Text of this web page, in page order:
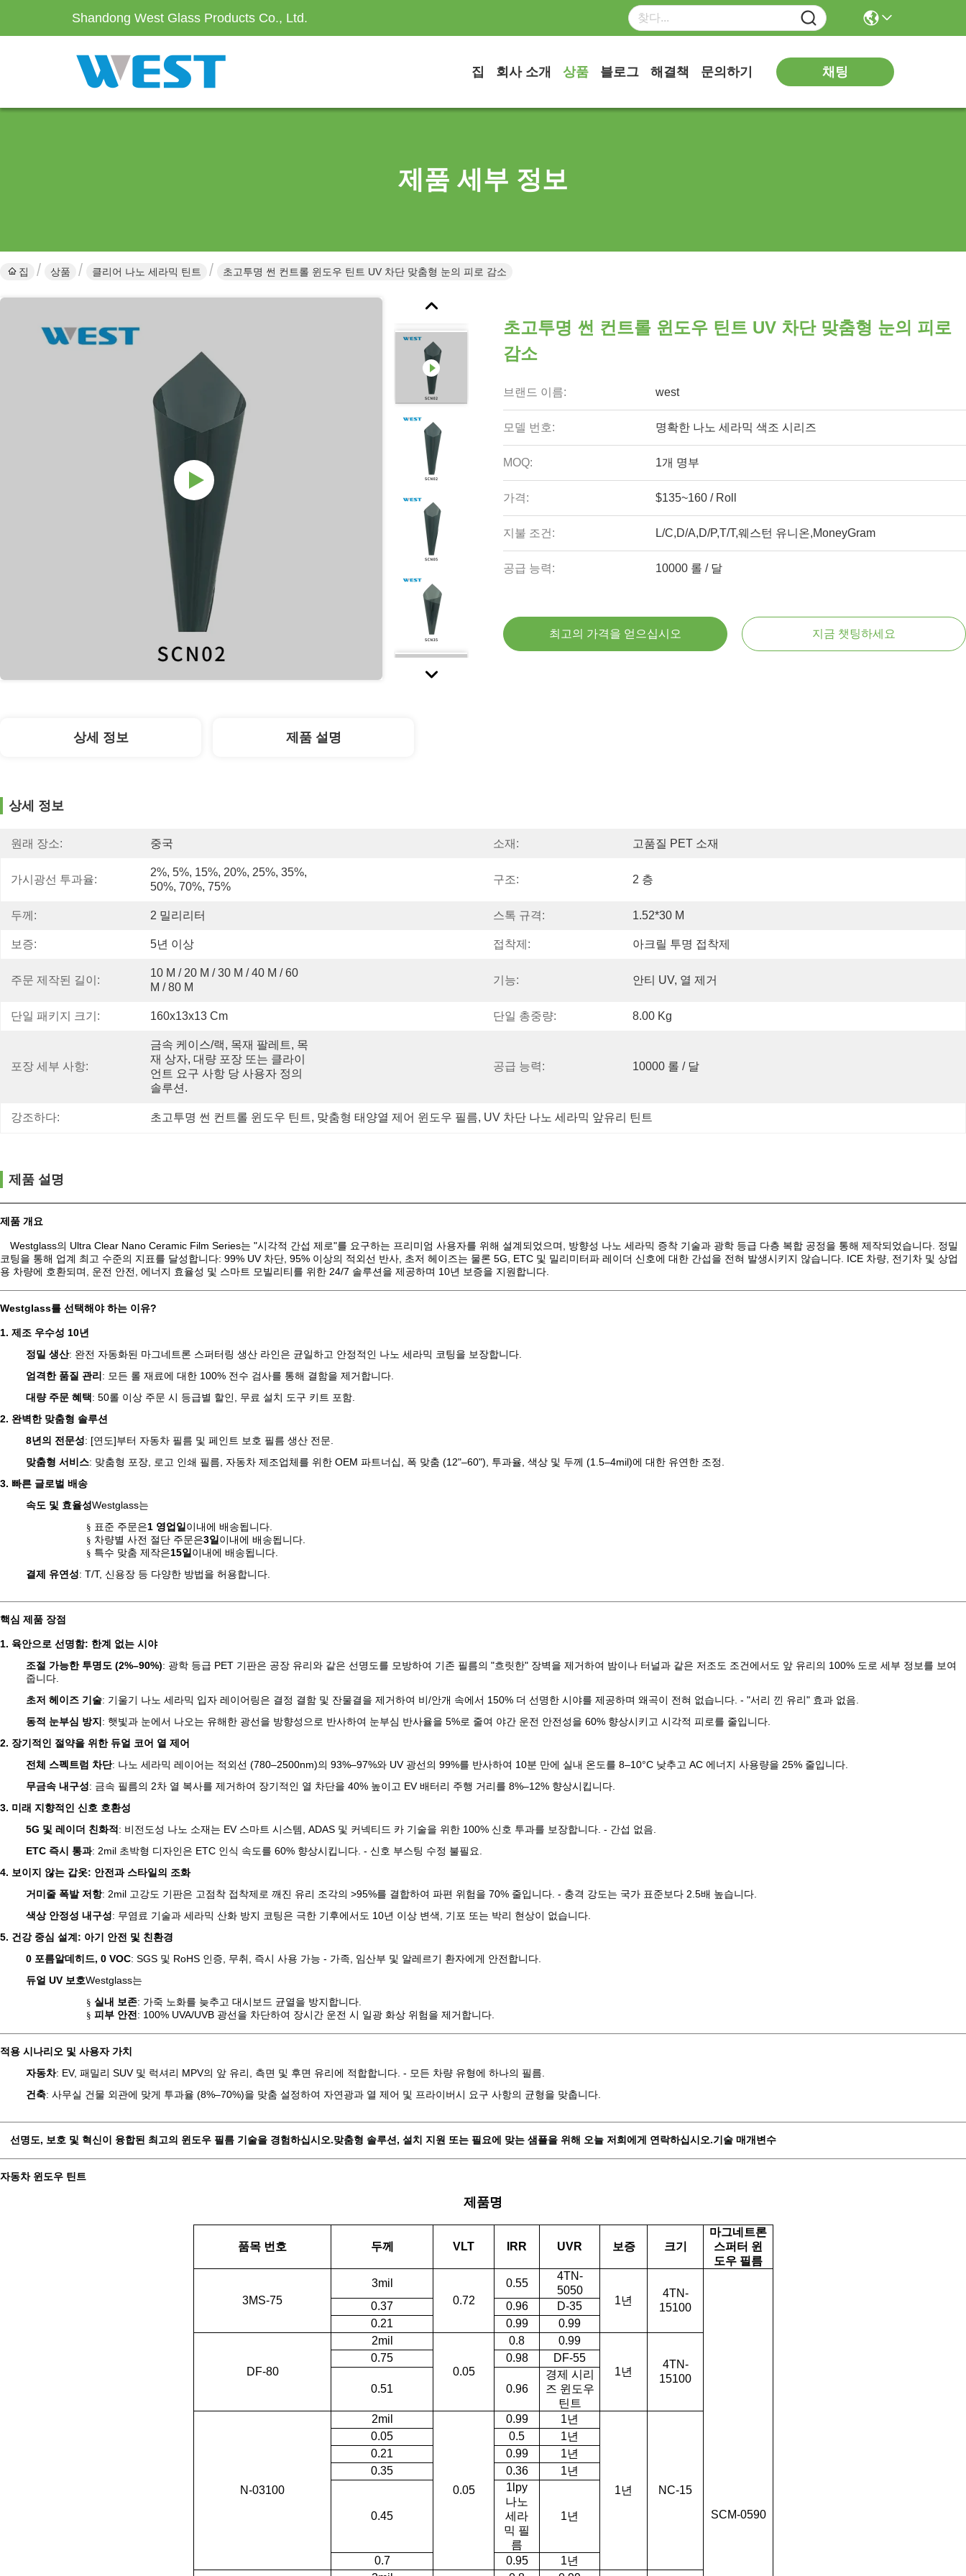
Shandong West Glass Products Co., Ltd.
집 회사 소개 상품 블로그 해결책 문의하기 채팅
제품 세부 정보
집 상품 클리어 나노 세라믹 틴트 초고투명 썬 컨트롤 윈도우 틴트 UV 차단 맞춤형 눈의 피로 감소
초고투명 썬 컨트롤 윈도우 틴트 UV 차단 맞춤형 눈의 피로
감소
브랜드 이름: west
모델 번호: 명확한 나노 세라믹 색조 시리즈
MOQ: 1개 명부
가격: $135~160 / Roll
지불 조건: L/C,D/A,D/P,T/T,웨스턴 유니온,MoneyGram
공급 능력: 10000 롤 / 달
최고의 가격을 얻으십시오 지금 챗팅하세요
상세 정보 제품 설명
상세 정보
원래 장소: 중국 소재: 고품질 PET 소재
가시광선 투과율:
2%, 5%, 15%, 20%, 25%, 35%,
50%, 70%, 75%
구조: 2 층
두께: 2 밀리리터 스톡 규격: 1.52*30 M
보증: 5년 이상 접착제: 아크릴 투명 접착제
주문 제작된 길이:
10 M / 20 M / 30 M / 40 M / 60
M / 80 M
기능: 안티 UV, 열 제거
단일 패키지 크기: 160x13x13 Cm 단일 총중량: 8.00 Kg
포장 세부 사항:
금속 케이스/랙, 목재 팔레트, 목
재 상자, 대량 포장 또는 클라이
언트 요구 사항 당 사용자 정의
솔루션.
공급 능력: 10000 롤 / 달
강조하다: 초고투명 썬 컨트롤 윈도우 틴트, 맞춤형 태양열 제어 윈도우 필름, UV 차단 나노 세라믹 앞유리 틴트
제품 설명
제품 개요
Westglass의 Ultra Clear Nano Ceramic Film Series는 "시각적 간섭 제로"를 요구하는 프리미엄 사용자를 위해 설계되었으며, 방향성 나노 세라믹 증착 기술과 광학 등급 다층 복합 공정을 통해 제작되었습니다. 정밀
코팅을 통해 업계 최고 수준의 지표를 달성합니다: 99% UV 차단, 95% 이상의 적외선 반사, 초저 헤이즈는 물론 5G, ETC 및 밀리미터파 레이더 신호에 대한 간섭을 전혀 발생시키지 않습니다. ICE 차량, 전기차 및 상업
용 차량에 호환되며, 운전 안전, 에너지 효율성 및 스마트 모빌리티를 위한 24/7 솔루션을 제공하며 10년 보증을 지원합니다.
Westglass를 선택해야 하는 이유?
1. 제조 우수성 10년
정밀 생산: 완전 자동화된 마그네트론 스퍼터링 생산 라인은 균일하고 안정적인 나노 세라믹 코팅을 보장합니다.
엄격한 품질 관리 : 모든 롤 재료에 대한 100% 전수 검사를 통해 결함을 제거합니다.
대량 주문 혜택: 50롤 이상 주문 시 등급별 할인, 무료 설치 도구 키트 포함.
2. 완벽한 맞춤형 솔루션
8년의 전문성: [연도]부터 자동차 필름 및 페인트 보호 필름 생산 전문.
맞춤형 서비스: 맞춤형 포장, 로고 인쇄 필름, 자동차 제조업체를 위한 OEM 파트너십, 폭 맞춤 (12"–60"), 투과율, 색상 및 두께 (1.5–4mil)에 대한 유연한 조정.
3. 빠른 글로벌 배송
속도 및 효율성Westglass는
§ 표준 주문은1 영업일 이내에 배송됩니다.
§ 차량별 사전 절단 주문은3일 이내에 배송됩니다.
§ 특수 맞춤 제작은15일 이내에 배송됩니다.
결제 유연성: T/T, 신용장 등 다양한 방법을 허용합니다.
핵심 제품 장점
1. 육안으로 선명함: 한계 없는 시야
조절 가능한 투명도 (2%–90%): 광학 등급 PET 기판은 공장 유리와 같은 선명도를 모방하여 기존 필름의 "흐릿한" 장벽을 제거하여 밤이나 터널과 같은 저조도 조건에서도 앞 유리의 100% 도로 세부 정보를 보여
줍니다.
초저 헤이즈 기술: 기울기 나노 세라믹 입자 레이어링은 결정 결함 및 잔물결을 제거하여 비/안개 속에서 150% 더 선명한 시야를 제공하며 왜곡이 전혀 없습니다. - "서리 낀 유리" 효과 없음.
동적 눈부심 방지 : 햇빛과 눈에서 나오는 유해한 광선을 방향성으로 반사하여 눈부심 반사율을 5%로 줄여 야간 운전 안전성을 60% 향상시키고 시각적 피로를 줄입니다.
2. 장기적인 절약을 위한 듀얼 코어 열 제어
전체 스펙트럼 차단: 나노 세라믹 레이어는 적외선 (780–2500nm)의 93%–97%와 UV 광선의 99%를 반사하여 10분 만에 실내 온도를 8–10°C 낮추고 AC 에너지 사용량을 25% 줄입니다.
무금속 내구성: 금속 필름의 2차 열 복사를 제거하여 장기적인 열 차단을 40% 높이고 EV 배터리 주행 거리를 8%–12% 향상시킵니다.
3. 미래 지향적인 신호 호환성
5G 및 레이더 친화적 : 비전도성 나노 소재는 EV 스마트 시스템, ADAS 및 커넥티드 카 기술을 위한 100% 신호 투과를 보장합니다. - 간섭 없음.
ETC 즉시 통과: 2mil 초박형 디자인은 ETC 인식 속도를 60% 향상시킵니다. - 신호 부스팅 수정 불필요.
4. 보이지 않는 갑옷: 안전과 스타일의 조화
거미줄 폭발 저항: 2mil 고강도 기판은 고점착 접착제로 깨진 유리 조각의 >95%를 결합하여 파편 위험을 70% 줄입니다. - 충격 강도는 국가 표준보다 2.5배 높습니다.
색상 안정성 내구성: 무염료 기술과 세라믹 산화 방지 코팅은 극한 기후에서도 10년 이상 변색, 기포 또는 박리 현상이 없습니다.
5. 건강 중심 설계: 아기 안전 및 친환경
0 포름알데히드, 0 VOC: SGS 및 RoHS 인증, 무취, 즉시 사용 가능 - 가족, 임산부 및 알레르기 환자에게 안전합니다.
듀얼 UV 보호Westglass는
§ 실내 보존: 가죽 노화를 늦추고 대시보드 균열을 방지합니다.
§ 피부 안전 : 100% UVA/UVB 광선을 차단하여 장시간 운전 시 일광 화상 위험을 제거합니다.
적용 시나리오 및 사용자 가치
자동차: EV, 패밀리 SUV 및 럭셔리 MPV의 앞 유리, 측면 및 후면 유리에 적합합니다. - 모든 차량 유형에 하나의 필름.
건축: 사무실 건물 외관에 맞게 투과율 (8%–70%)을 맞춤 설정하여 자연광과 열 제어 및 프라이버시 요구 사항의 균형을 맞춥니다.
선명도, 보호 및 혁신이 융합된 최고의 윈도우 필름 기술을 경험하십시오.맞춤형 솔루션, 설치 지원 또는 필요에 맞는 샘플을 위해 오늘 저희에게 연락하십시오.기술 매개변수
자동차 윈도우 틴트
제품명
품목 번호 두께 VLT IRR UVR 보증 크기
마그네트론
스퍼터 윈
도우 필름
3MS-75
3mil
0.72
0.55
4TN-
5050
1년
4TN-
15100
SCM-0590
0.37 0.96
D-35
0.21
0.99 0.99
DF-80
2mil
0.05
0.8 0.99
1년
4TN-
15100
0.75 0.98 DF-55
0.51 0.96
경제 시리
즈 윈도우
틴트
N-03100
2mil
0.05
0.99 1년
1년 NC-15
0.05 0.5
1년
0.21
0.99
1년
0.35
0.36 1년
0.45
1lpy
나노
세라
믹 필
름
1년
0.7 0.95
1년